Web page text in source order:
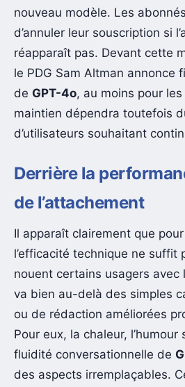
nouveau modèle. Les
d’annuler leur souscription si
réapparaît pas. Devant cette
le PDG Sam Altman annonce
de GPT-4o, au moins pour
maintien dépendra toutefois
d’utilisateurs souhaitant
Derrière la
de l’attachement
Il apparaît clairement que
l’efficacité technique ne suffit
nouent certains usagers
va bien au-delà des simples
ou de rédaction améliorées
Pour eux, la chaleur,
fluidité conversationnelle de
des aspects irremplaçables.